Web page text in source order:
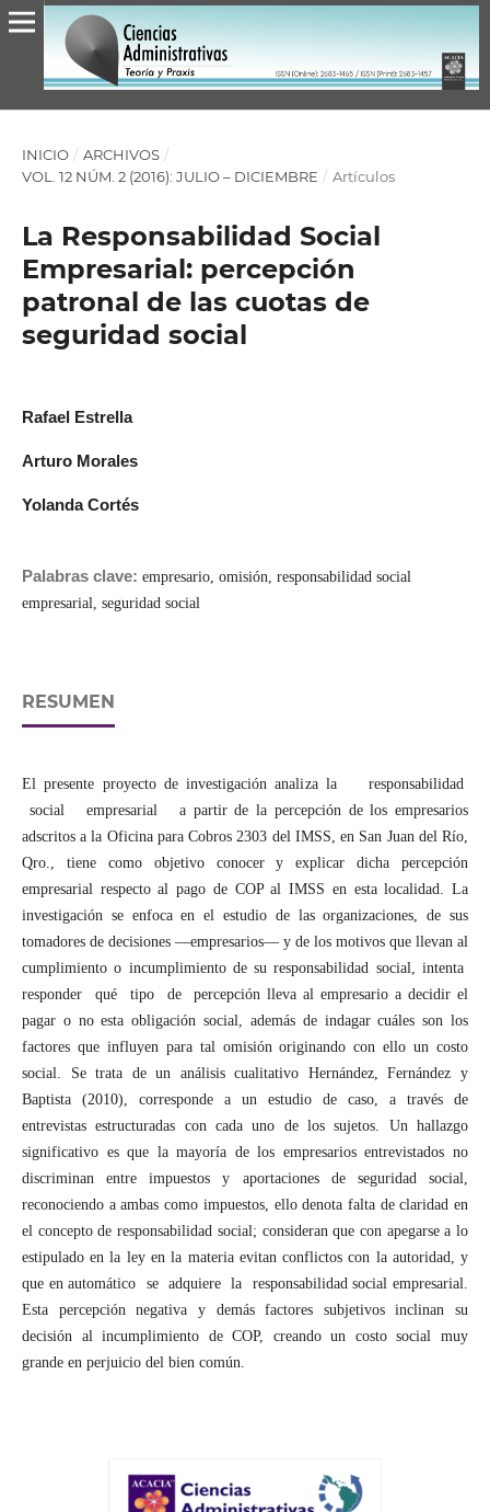
INICIO / ARCHIVOS /
VOL. 12 NÚM. 2 (2016): JULIO – DICIEMBRE / Artículos
La Responsabilidad Social
Empresarial: percepción
patronal de las cuotas de
seguridad social
Rafael Estrella
Arturo Morales
Yolanda Cortés
Palabras clave: empresario, omisión, responsabilidad social
empresarial, seguridad social
RESUMEN
El presente proyecto de investigación analiza la responsabilidad
social empresarial a partir de la percepción de los empresarios
adscritos a la Oficina para Cobros 2303 del IMSS, en San Juan del Río,
Qro., tiene como objetivo conocer y explicar dicha percepción
empresarial respecto al pago de COP al IMSS en esta localidad. La
investigación se enfoca en el estudio de las organizaciones, de sus
tomadores de decisiones —empresarios— y de los motivos que llevan al
cumplimiento o incumplimiento de su responsabilidad social, intenta
responder qué tipo de percepción lleva al empresario a decidir el
pagar o no esta obligación social, además de indagar cuáles son los
factores que influyen para tal omisión originando con ello un costo
social. Se trata de un análisis cualitativo Hernández, Fernández y
Baptista (2010), corresponde a un estudio de caso, a través de
entrevistas estructuradas con cada uno de los sujetos. Un hallazgo
significativo es que la mayoría de los empresarios entrevistados no
discriminan entre impuestos y aportaciones de seguridad social,
reconociendo a ambas como impuestos, ello denota falta de claridad en
el concepto de responsabilidad social; consideran que con apegarse a lo
estipulado en la ley en la materia evitan conflictos con la autoridad, y
que en automático se adquiere la responsabilidad social empresarial.
Esta percepción negativa y demás factores subjetivos inclinan su
decisión al incumplimiento de COP, creando un costo social muy
grande en perjuicio del bien común.